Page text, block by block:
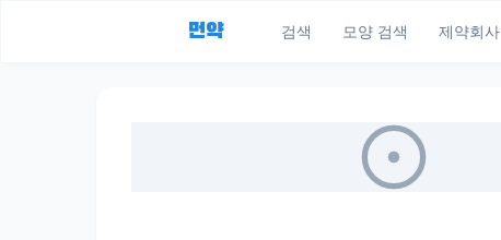
먼약 검색 모양 검색 제약회사